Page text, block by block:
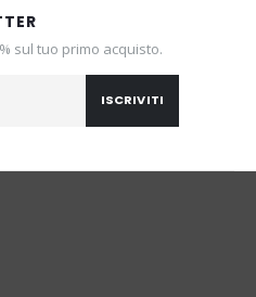
sul tuo primo acquisto.
ISCRIVITI